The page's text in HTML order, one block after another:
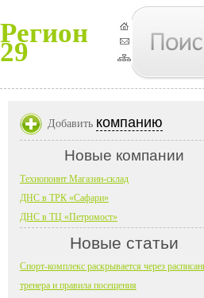
Регион
29
Добавить компанию
Новые компании
Технопоинт Магазин-склад
ДНС в ТРК «Сафари»
ДНС в ТЦ «Петромост»
Новые статьи
Спорт-комплекс раскрывается через
тренера и правила посещения